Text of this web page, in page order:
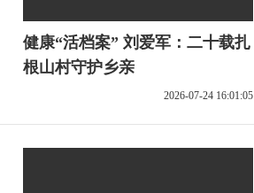
健康“活档案” 刘爱军：二十载扎
根山村守护乡亲
2026-07-24 16:01:05